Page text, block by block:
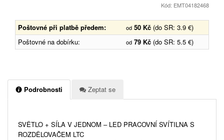
Kód: EMT04182468
Poštovné při platbě předem: od 50 Kč (do SR: 3.9 €)
Poštovné na dobírku:
od 79 Kč (do SR: 5.5 €)
Podrobnosti Zeptat se
SVĚTLO + SÍLA V JEDNOM – LED PRACOVNÍ SVÍTILNA S
ROZDĚLOVAČEM LTC